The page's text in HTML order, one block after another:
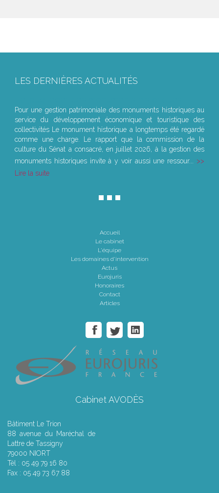
LES DERNIÈRES ACTUALITÉS
Pour une gestion patrimoniale des monuments historiques au
service du développement économique et touristique des
collectivités Le monument historique a longtemps été regardé
comme une charge. Le rapport que la commission de la
culture du Sénat a consacré, en juillet 2026, à la gestion des
monuments historiques invite à y voir aussi une ressour...
Lire la suite
Accueil
Le cabinet
L'équipe
Les domaines d'intervention
Actus
Eurojuris
Honoraires
Contact
Articles
Cabinet AVODÈS
Bâtiment Le Trion
88 avenue du Maréchal de
Lattre de Tassigny
79000 NIORT
Tél : 05 49 79 16 80
Fax : 05 49 73 67 88